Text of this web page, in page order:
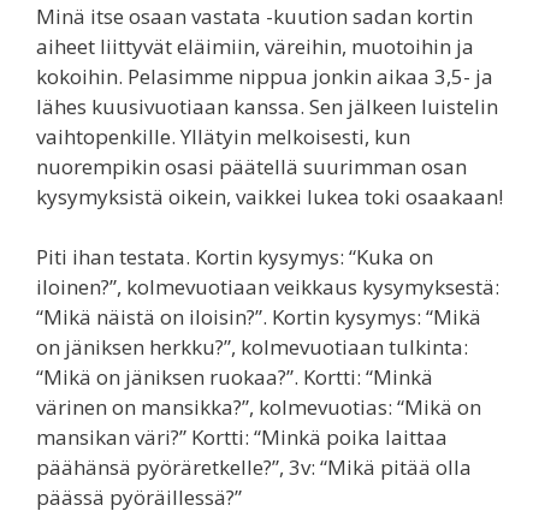
Minä itse osaan vastata -kuution sadan kortin
aiheet liittyvät eläimiin, väreihin, muotoihin ja
kokoihin. Pelasimme nippua jonkin aikaa 3,5- ja
lähes kuusivuotiaan kanssa. Sen jälkeen luistelin
vaihtopenkille. Yllätyin melkoisesti, kun
nuorempikin osasi päätellä suurimman osan
kysymyksistä oikein, vaikkei lukea toki osaakaan!
Piti ihan testata. Kortin kysymys: “Kuka on
iloinen?”, kolmevuotiaan veikkaus kysymyksestä:
“Mikä näistä on iloisin?”. Kortin kysymys: “Mikä
on jäniksen herkku?”, kolmevuotiaan tulkinta:
“Mikä on jäniksen ruokaa?”. Kortti: “Minkä
värinen on mansikka?”, kolmevuotias: “Mikä on
mansikan väri?” Kortti: “Minkä poika laittaa
päähänsä pyöräretkelle?”, 3v: “Mikä pitää olla
päässä pyöräillessä?”